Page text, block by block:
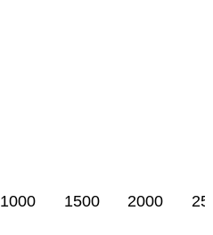
1000 1500 2000